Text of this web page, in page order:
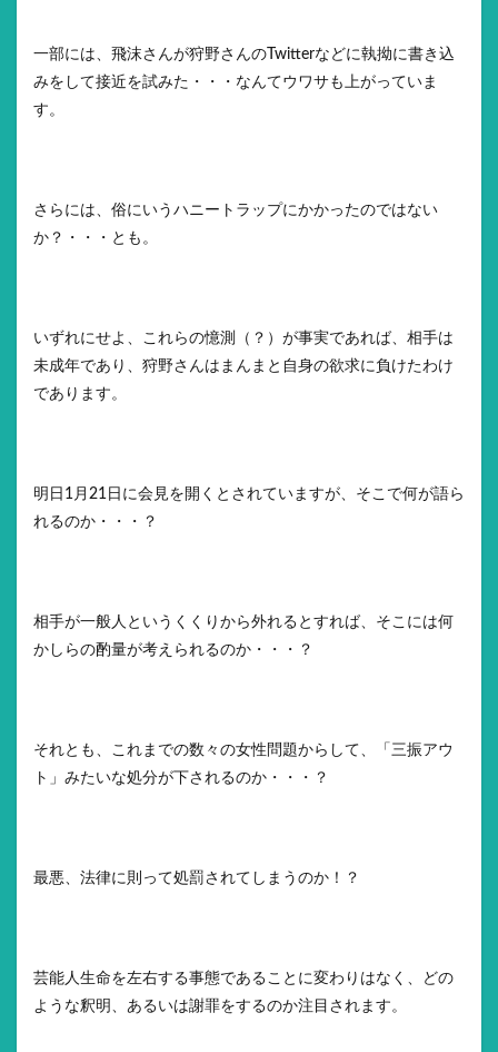
一部には、飛沫さんが狩野さんのTwitterなどに執拗に書き込
みをして接近を試みた・・・なんてウワサも上がっていま
す。
さらには、俗にいうハニートラップにかかったのではない
か？・・・とも。
いずれにせよ、これらの憶測（？）が事実であれば、相手は
未成年であり、狩野さんはまんまと自身の欲求に負けたわけ
であります。
明日1月21日に会見を開くとされていますが、そこで何が語ら
れるのか・・・？
相手が一般人というくくりから外れるとすれば、そこには何
かしらの酌量が考えられるのか・・・？
それとも、これまでの数々の女性問題からして、「三振アウ
ト」みたいな処分が下されるのか・・・？
最悪、法律に則って処罰されてしまうのか！？
芸能人生命を左右する事態であることに変わりはなく、どの
ような釈明、あるいは謝罪をするのか注目されます。